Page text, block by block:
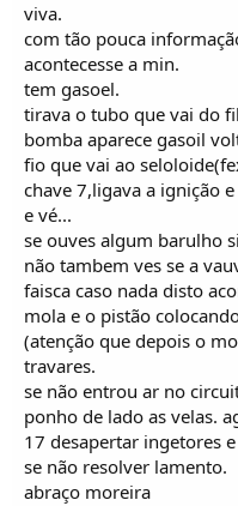
viva.
com tão pouca
acontecesse a min.
tem gasoel.
tirava o tubo que vai do
bomba aparece gasoil
fio que vai ao
chave 7,ligava a ignição
e vé...
se ouves algum barulho
não tambem ves se a
faisca caso nada disto
mola e o pistão
(atenção que depois o
travares.
se não entrou ar no
ponho de lado as velas.
17 desapertar ingetores
se não resolver lamento.
abraço moreira